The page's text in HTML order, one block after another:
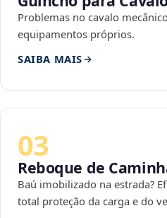
Problemas no cavalo
equipamentos próprios.
SAIBA MAIS
03
Reboque de
Baú imobilizado na estrada?
total proteção da carga e do